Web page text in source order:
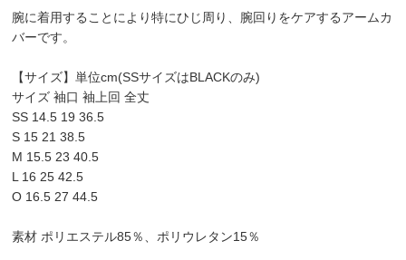
腕に着用することにより特にひじ周り、腕回りをケアするアームカ
バーです。
【サイズ】単位cm(SSサイズはBLACKのみ)
サイズ 袖口 袖上回 全丈
SS 14.5 19 36.5
S 15 21 38.5
M 15.5 23 40.5
L 16 25 42.5
O 16.5 27 44.5
素材 ポリエステル85％、ポリウレタン15％